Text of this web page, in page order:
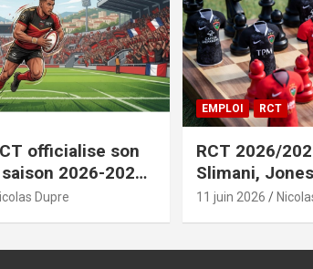
officialise son
2026-2027+
Dupre
EMPLOI RCT
RCT 2026/
Slimani,
officialisées
11 juin 2026